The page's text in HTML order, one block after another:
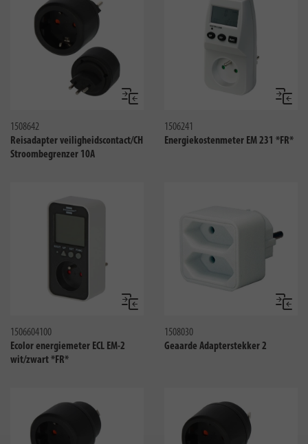
Vergelijken
1508642
Reisadapter veiligheidscontact/CH
Stroombegrenzer 10A
1506241
Energiekostenmeter EM 231 *FR*
Vergelijken
1506604100
Ecolor energiemeter ECL EM-2
wit/zwart *FR*
1508030
Geaarde Adapterstekker 2